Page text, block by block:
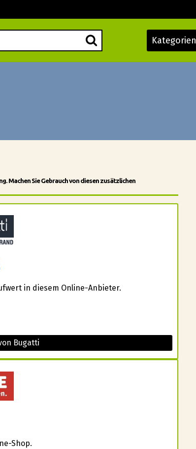
Kategorien
Machen Sie Gebrauch von diesen zusätzlichen
in diesem Online-Anbieter.
Bugatti
Shop.